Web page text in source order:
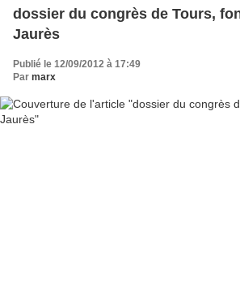
dossier du congrès de Tours,
Jaurès
Publié le 12/09/2012 à 17:49
Par marx